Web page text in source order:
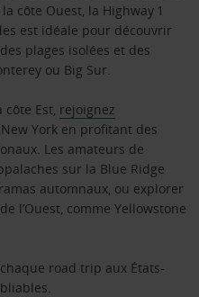
côte Ouest, la Highway 1
est idéale pour découvrir
plages isolées et des
ou Big Sur.
Est, rejoignez
York en profitant des
Les amateurs de
sur la Blue Ridge
automnaux, ou explorer
l’Ouest, comme Yellowstone
road trip aux États-